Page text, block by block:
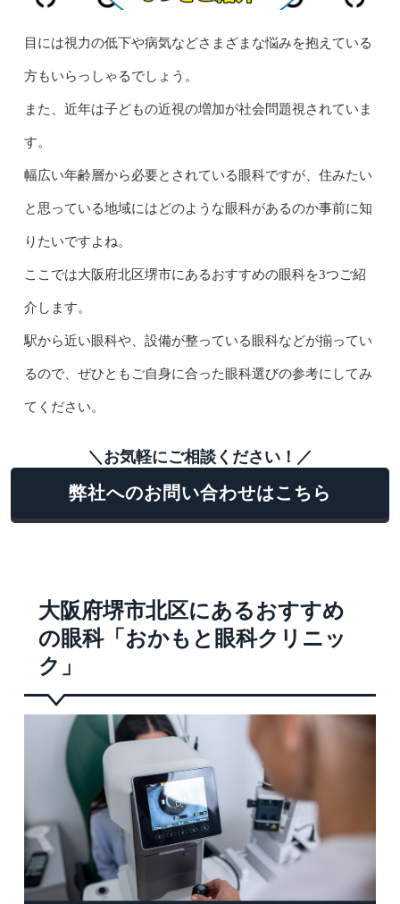
目には視力の低下や病気などさまざまな悩みを抱えている
方もいらっしゃるでしょう。
また、近年は子どもの近視の増加が社会問題視されていま
す。
幅広い年齢層から必要とされている眼科ですが、住みたい
と思っている地域にはどのような眼科があるのか事前に知
りたいですよね。
ここでは大阪府北区堺市にあるおすすめの眼科を3つご紹
介します。
駅から近い眼科や、設備が整っている眼科などが揃ってい
るので、ぜひともご自身に合った眼科選びの参考にしてみ
てください。
＼お気軽にご相談ください！／
弊社へのお問い合わせはこちら
大阪府堺市北区にあるおすすめ
の眼科「おかもと眼科クリニッ
ク」